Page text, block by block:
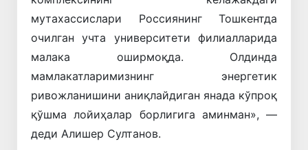
мутахассислари Россиянинг Тошкентда
очилган учта университети филиалларида
малака оширмоқда. Олдинда
мамлакатларимизнинг энергетик
ривожланишини аниқлайдиган янада кўпроқ
қўшма лойиҳалар борлигига аминман», —
деди Алишер Султанов.